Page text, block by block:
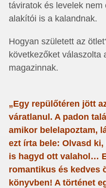
táviratok és levelek
alakítói is a kalandnak.
Hogyan született az
következőket válaszolta
magazinnak.
„Egy repülőtéren jött
váratlanul. A padon
amikor belelapoztam,
ezt írta bele: Olvasd
is hagyd ott valahol…
romantikus és kedves
könyvben! A történet